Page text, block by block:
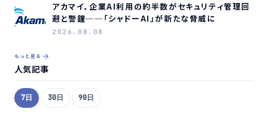
アカマイ、企業AI利用の約半数がセキュリティ管理回
避と警鐘──「シャドーAI」が新たな脅威に
2026.08.08
もっと見る
人気記事
7日 30日 90日